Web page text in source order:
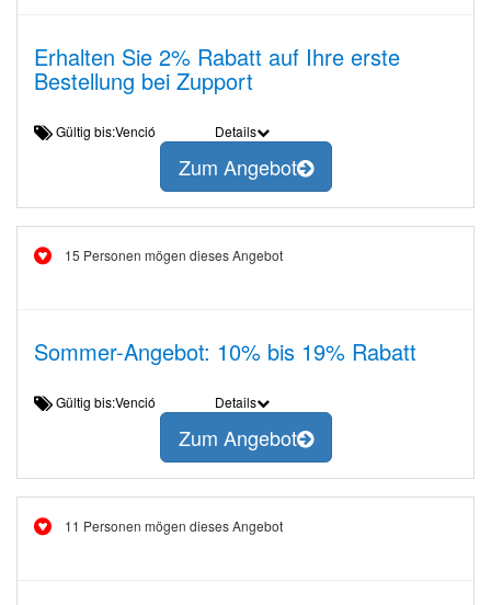
Erhalten Sie 2% Rabatt auf Ihre erste
Bestellung bei Zupport
Gültig bis:Venció Details
Zum Angebot
15 Personen mögen dieses Angebot
Sommer-Angebot: 10% bis 19% Rabatt
Gültig bis:Venció Details
Zum Angebot
11 Personen mögen dieses Angebot